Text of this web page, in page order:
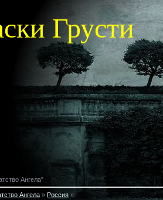
Грусти
Ангела"
Ангела » Россия »